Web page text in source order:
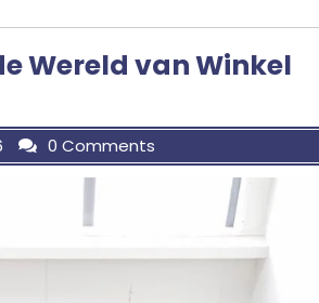
Wereld van Winkel
0 Comments